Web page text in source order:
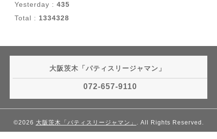
Yesterday : 435
Total : 1334328
大阪茨木「パティスリージャマン」
072-657-9110
©2026 大阪茨木「パティスリージャマン」 . All Rights Reserved.